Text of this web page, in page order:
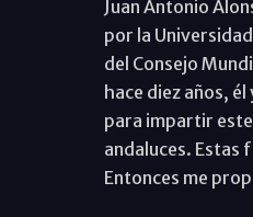
Juan Antonio
por la
del Consejo
hace diez años,
para impartir
andaluces. Estas
Entonces me